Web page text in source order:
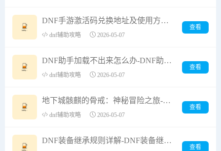
DNF手游激活码兑换地址及使用方法-DNF手游激活码兑换地址官方最新版
dnf辅助攻略 2026-05-07
查看
DNF助手加载不出来怎么办-DNF助手无法加载的解决方法和常见原因
dnf辅助攻略 2026-05-07
查看
地下城骸麒的骨戒：神秘冒险之旅-探索地下城骸麒的骨戒背后的秘密与传说
dnf辅助攻略 2026-05-07
查看
DNF装备继承规则详解-DNF装备继承规则是什么以及如何操作
查看